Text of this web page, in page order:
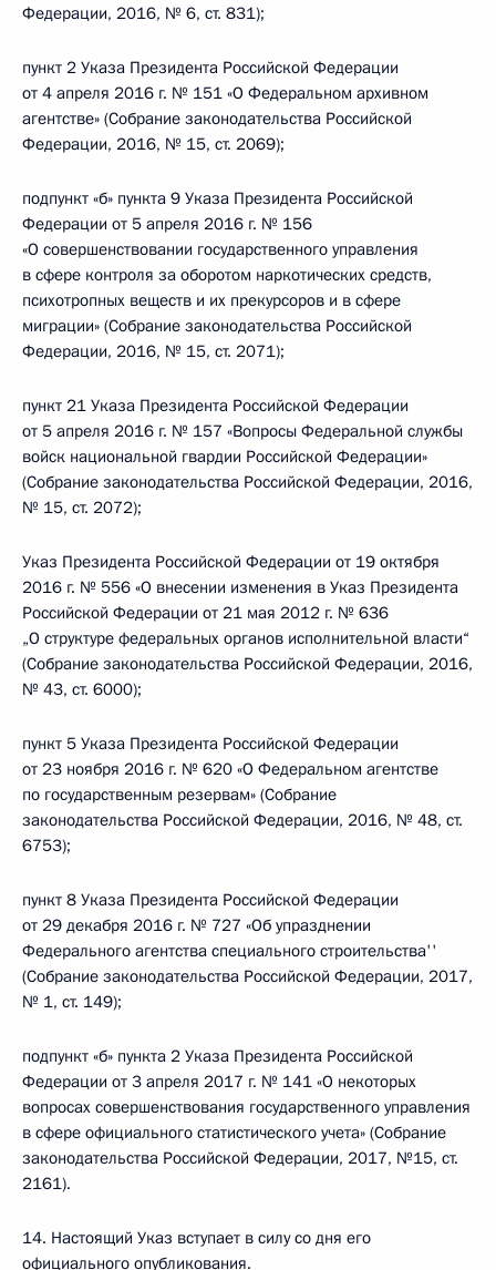
Федерации, 2016, № 6, ст. 831);
пункт 2 Указа Президента Российской Федерации
от 4 апреля 2016 г. № 151 «О Федеральном архивном
агентстве» (Собрание законодательства Российской
Федерации, 2016, № 15, ст. 2069);
подпункт «б» пункта 9 Указа Президента Российской
Федерации от 5 апреля 2016 г. № 156
«О совершенствовании государственного управления
в сфере контроля за оборотом наркотических средств,
психотропных веществ и их прекурсоров и в сфере
миграции» (Собрание законодательства Российской
Федерации, 2016, № 15, ст. 2071);
пункт 21 Указа Президента Российской Федерации
от 5 апреля 2016 г. № 157 «Вопросы Федеральной службы
войск национальной гвардии Российской Федерации»
(Собрание законодательства Российской Федерации, 2016,
№ 15, ст. 2072);
Указ Президента Российской Федерации от 19 октября
2016 г. № 556 «О внесении изменения в Указ Президента
Российской Федерации от 21 мая 2012 г. № 636
„О структуре федеральных органов исполнительной власти“
(Собрание законодательства Российской Федерации, 2016,
№ 43, ст. 6000);
пункт 5 Указа Президента Российской Федерации
от 23 ноября 2016 г. № 620 «О Федеральном агентстве
по государственным резервам» (Собрание
законодательства Российской Федерации, 2016, № 48, ст.
6753);
пункт 8 Указа Президента Российской Федерации
от 29 декабря 2016 г. № 727 «Об упразднении
Федерального агентства специального строительства''
(Собрание законодательства Российской Федерации, 2017,
№ 1, ст. 149);
подпункт «б» пункта 2 Указа Президента Российской
Федерации от 3 апреля 2017 г. № 141 «О некоторых
вопросах совершенствования государственного управления
в сфере официального статистического учета» (Собрание
законодательства Российской Федерации, 2017, №15, ст.
2161).
14. Настоящий Указ вступает в силу со дня его
официального опубликования.